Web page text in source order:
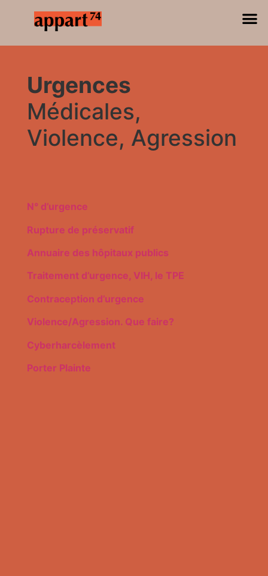
Urgences
Médicales,
Violence, Agression
N° d’urgence
Rupture de préservatif
Annuaire des hôpitaux publics
Traitement d’urgence, VIH, le TPE
Contraception d’urgence
Violence/Agression. Que faire?
Cyberharcèlement
Porter Plainte